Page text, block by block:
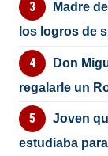
Madre
los logros de
Don
regalarle un
Joven
estudiaba